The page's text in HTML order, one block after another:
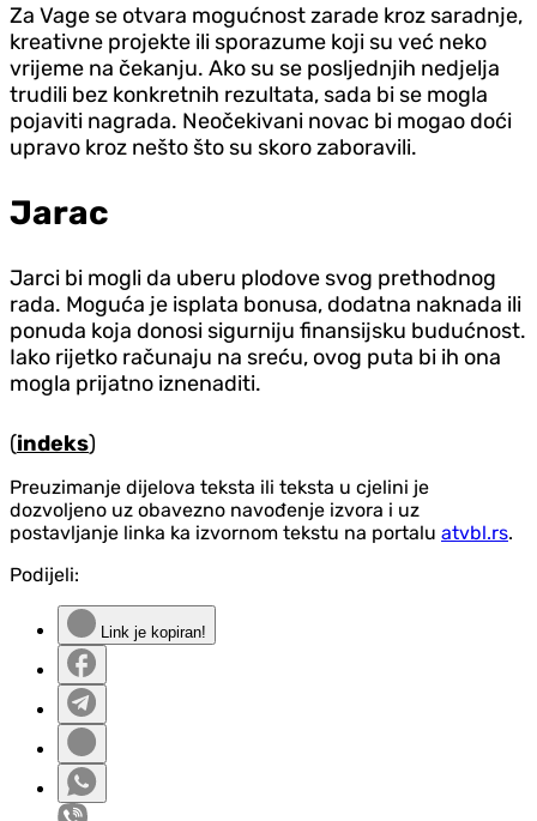
Za Vage se otvara mogućnost zarade kroz saradnje,
kreativne projekte ili sporazume koji su već neko
vrijeme na čekanju. Ako su se posljednjih nedjelja
trudili bez konkretnih rezultata, sada bi se mogla
pojaviti nagrada. Neočekivani novac bi mogao doći
upravo kroz nešto što su skoro zaboravili.
Jarac
Jarci bi mogli da uberu plodove svog prethodnog
rada. Moguća je isplata bonusa, dodatna naknada ili
ponuda koja donosi sigurniju finansijsku budućnost.
Iako rijetko računaju na sreću, ovog puta bi ih ona
mogla prijatno iznenaditi.
(indeks)
Preuzimanje dijelova teksta ili teksta u cjelini je
dozvoljeno uz obavezno navođenje izvora i uz
postavljanje linka ka izvornom tekstu na portalu atvbl.rs.
Podijeli:
Link je kopiran!